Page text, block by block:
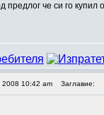
предлог че си го купил
2008 10:42 am Заглавие: